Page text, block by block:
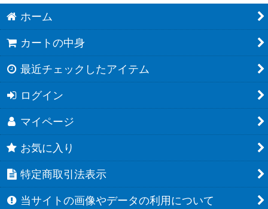
ホーム
カートの中身
最近チェックしたアイテム
ログイン
マイページ
お気に入り
特定商取引法表示
当サイトの画像やデータの利用について